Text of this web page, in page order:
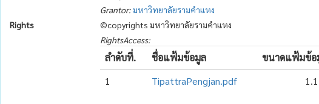
Grantor:มหาวิทยาลัยรามคำแหง
Rights
©copyrights มหาวิทยาลัยรามคำแหง
RightsAccess:
ลำดับที่. ชื่อแฟ้มข้อมูล ขนาดแฟ้มข้อ
1
TipattraPengjan.pdf